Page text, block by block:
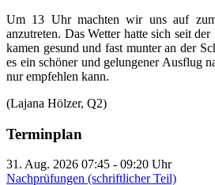
Um 13 Uhr machten wir uns auf
anzutreten. Das Wetter hatte sich seit
kamen gesund und fast munter an der
es ein schöner und gelungener Ausflug
nur empfehlen kann.
(Lajana Hölzer, Q2)
Terminplan
31. Aug. 2026 07:45 - 09:20 Uhr
Nachprüfungen (schriftlicher Teil)